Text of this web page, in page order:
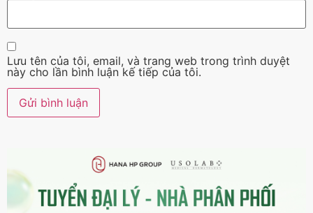
Lưu tên của tôi, email, và trang web trong trình duyệt
này cho lần bình luận kế tiếp của tôi.